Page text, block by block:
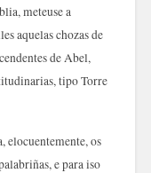
meteuse a
aquelas chozas de
de Abel,
tipo Torre
elocuentemente, os
e para iso